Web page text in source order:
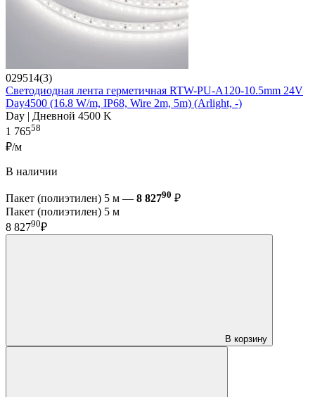
029514(3)
Светодиодная лента герметичная RTW-PU-A120-10.5mm 24V
Day4500 (16.8 W/m, IP68, Wire 2m, 5m) (Arlight, -)
Day | Дневной 4500 K
1 76558
₽/м
В наличии
Пакет (полиэтилен) 5 м — 8 82790 ₽
Пакет (полиэтилен) 5 м
8 82790₽
В корзину